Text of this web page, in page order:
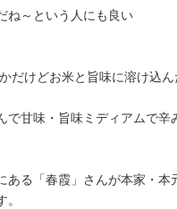
ね～という人にも良い
だけどお米と旨味に溶け込ん
で甘味・旨味ミディアムで辛
ある「春霞」さんが本家・本